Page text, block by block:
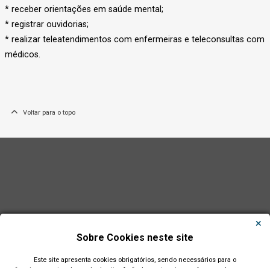
* receber orientações em saúde mental;
* registrar ouvidorias;
* realizar teleatendimentos com enfermeiras e teleconsultas com
médicos.
Voltar para o topo
Sobre Cookies neste site
Este site apresenta cookies obrigatórios, sendo necessários para o